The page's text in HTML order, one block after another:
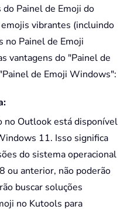
Painel de Emoji do
vibrantes (incluindo
no Painel de Emoji
vantagens do "Painel de
de Emoji Windows":
no Outlook está disponível
11. Isso significa
do sistema operacional
ou anterior, não poderão
buscar soluções
no Kutools para